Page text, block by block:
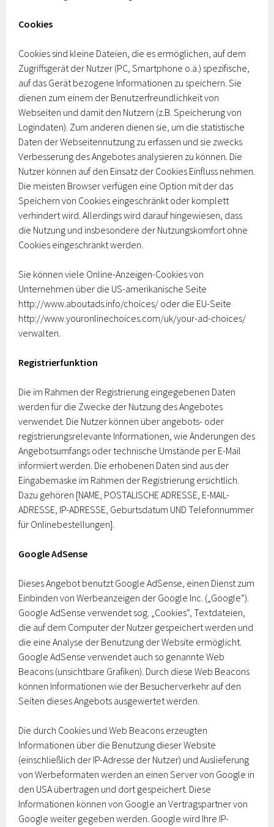
Cookies
Cookies sind kleine Dateien, die es ermöglichen, auf dem
Zugriffsgerät der Nutzer (PC, Smartphone o.ä.) spezifische,
auf das Gerät bezogene Informationen zu speichern. Sie
dienen zum einem der Benutzerfreundlichkeit von
Webseiten und damit den Nutzern (z.B. Speicherung von
Logindaten). Zum anderen dienen sie, um die statistische
Daten der Webseitennutzung zu erfassen und sie zwecks
Verbesserung des Angebotes analysieren zu können. Die
Nutzer können auf den Einsatz der Cookies Einfluss nehmen.
Die meisten Browser verfügen eine Option mit der das
Speichern von Cookies eingeschränkt oder komplett
verhindert wird. Allerdings wird darauf hingewiesen, dass
die Nutzung und insbesondere der Nutzungskomfort ohne
Cookies eingeschränkt werden.
Sie können viele Online-Anzeigen-Cookies von
Unternehmen über die US-amerikanische Seite
http://www.aboutads.info/choices/ oder die EU-Seite
http://www.youronlinechoices.com/uk/your-ad-choices/
verwalten.
Registrierfunktion
Die im Rahmen der Registrierung eingegebenen Daten
werden für die Zwecke der Nutzung des Angebotes
verwendet. Die Nutzer können über angebots- oder
registrierungsrelevante Informationen, wie Änderungen des
Angebotsumfangs oder technische Umstände per E-Mail
informiert werden. Die erhobenen Daten sind aus der
Eingabemaske im Rahmen der Registrierung ersichtlich.
Dazu gehören [NAME, POSTALISCHE ADRESSE, E-MAIL-
ADRESSE, IP-ADRESSE, Geburtsdatum UND Telefonnummer
für Onlinebestellungen].
Google AdSense
Dieses Angebot benutzt Google AdSense, einen Dienst zum
Einbinden von Werbeanzeigen der Google Inc. („Google“).
Google AdSense verwendet sog. „Cookies“, Textdateien,
die auf dem Computer der Nutzer gespeichert werden und
die eine Analyse der Benutzung der Website ermöglicht.
Google AdSense verwendet auch so genannte Web
Beacons (unsichtbare Grafiken). Durch diese Web Beacons
können Informationen wie der Besucherverkehr auf den
Seiten dieses Angebots ausgewertet werden.
Die durch Cookies und Web Beacons erzeugten
Informationen über die Benutzung dieser Website
(einschließlich der IP-Adresse der Nutzer) und Auslieferung
von Werbeformaten werden an einen Server von Google in
den USA übertragen und dort gespeichert. Diese
Informationen können von Google an Vertragspartner von
Google weiter gegeben werden. Google wird Ihre IP-